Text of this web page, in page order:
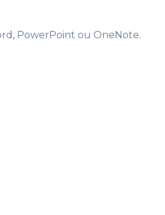
PowerPoint ou OneNote.